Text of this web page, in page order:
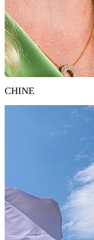
CHINE